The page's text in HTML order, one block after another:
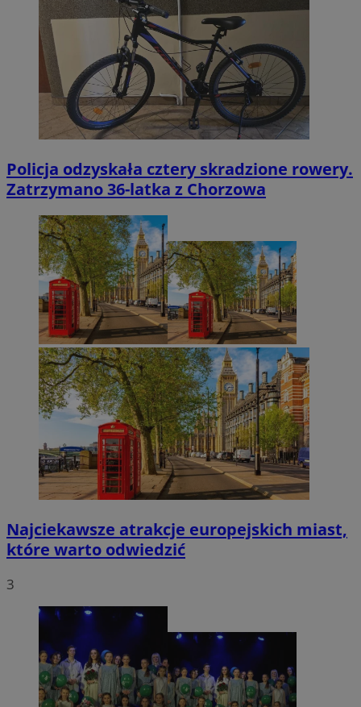
Policja odzyskała cztery skradzione rowery.
Zatrzymano 36-latka z Chorzowa
Najciekawsze atrakcje europejskich miast,
które warto odwiedzić
3